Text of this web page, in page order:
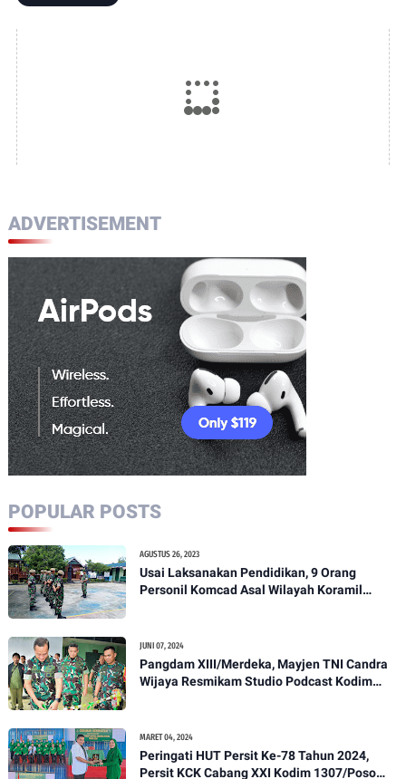
ADVERTISEMENT
POPULAR POSTS
AGUSTUS 26, 2023
Usai Laksanakan Pendidikan, 9 Orang
Personil Komcad Asal Wilayah Koramil
JUNI 07, 2024
Pangdam XIII/Merdeka, Mayjen TNI Candra
Wijaya Resmikam Studio Podcast Kodim
MARET 04, 2024
Peringati HUT Persit Ke-78 Tahun 2024,
Persit KCK Cabang XXI Kodim 1307/Poso